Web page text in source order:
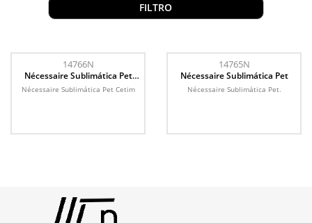
FILTRO
14766N
Nécessaire Sublimática Pet
Cetim
Nécessaire Sublimática Pet Cetim
14765N
Nécessaire Sublimática Pet
Nécessaire Sublimática Pet.